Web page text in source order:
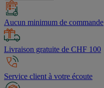
Aucun minimum de commande
Livraison gratuite de CHF 100
Service client à votre écoute